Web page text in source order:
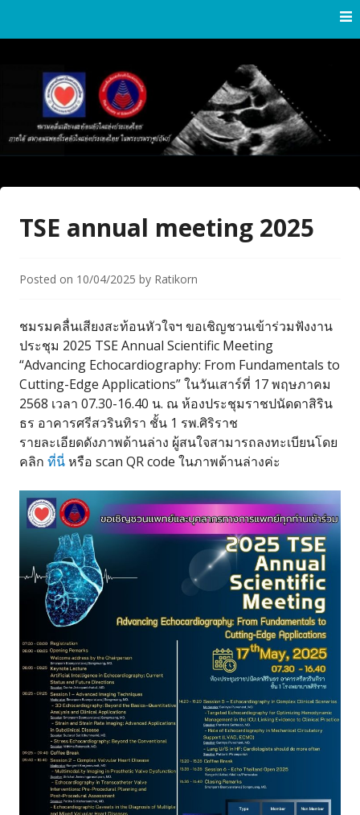
Thai Society of
Echocardiography
TSE annual meeting 2025
Posted on 10/04/2025 by Ratikorn
ชมรมคลื่นเสียงสะท้อนหัวใจฯ ขอเชิญชวนเข้าร่วมฟังงาน
ประชุม 2025 TSE Annual Scientific Meeting
“Advancing Echocardiography: From Fundamentals to
Cutting-Edge Applications” ในวันเสาร์ที่ 17 พฤษภาคม
2568 เวลา 07.30-16.40 น. ณ ห้องประชุมราชปนัดดาสิริน
ธร อาคารศรีสวรินทิรา ชั้น 1 รพ.ศิริราช
รายละเอียดดังภาพด้านล่าง ผู้สนใจสามารถลงทะเบียนโดย
คลิก ที่นี่หรือ scan QR code ในภาพด้านล่างค่ะ